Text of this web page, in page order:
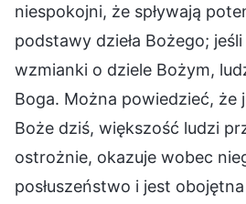
niespokojni, że spływają
podstawy dzieła Bożego;
wzmianki o dziele Bożym,
Boga. Można powiedzieć, że
Boże dziś, większość ludzi
ostrożnie, okazuje wobec
posłuszeństwo i jest